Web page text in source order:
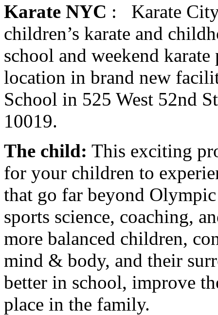
Karate NYC : Karate
children’s karate and
school and weekend
location in brand new
School in 525 West 52nd
10019.
The child: This exciting
for your children to
that go far beyond
sports science, coaching,
more balanced children,
mind & body, and their
better in school, improve
place in the family.